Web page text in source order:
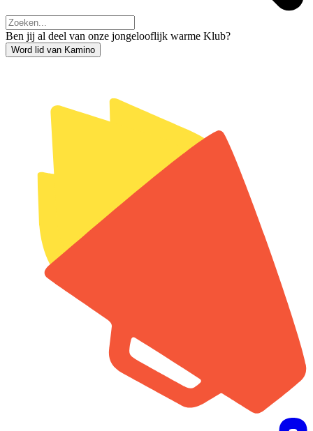
Ben jij al deel van onze jongelooflijk warme Klub?
Word lid van Kamino